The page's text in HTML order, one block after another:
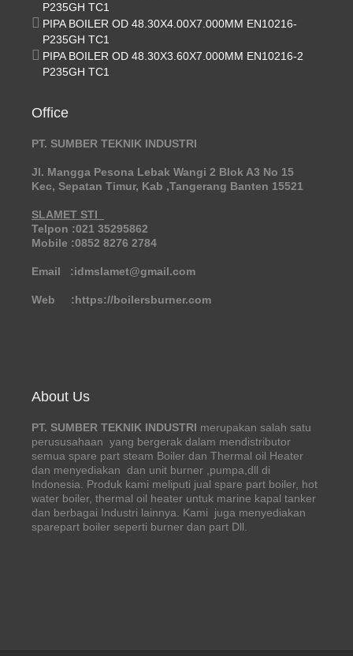
P235GH TC1
PIPA BOILER OD 48.30X4.00X7.000MM EN10216-
P235GH TC1
PIPA BOILER OD 48.30X3.60X7.000MM EN10216-2
P235GH TC1
Office
PT. SUMBER TEKNIK INDUSTRI
Jl. Mangga Pesona Lebak Wangi 2 Blok A3 No 15
Kec, Sepatan Timur, Kab ,Tangerang Banten 15521
SLAMET STI
Telpon :021 35295862
Mobile :0852 8276 2784
Email :idmslamet@gmail.com
Web :https://boilersburner.com
About Us
PT. SUMBER TEKNIK INDUSTRI merupakan salah satu
perususahaan yang bergerak dalam mendistributor
semua spare part steam Boiler dan Thermal oil Heater
dan menyediakan dan unit burner ,pumpa,dll di
Indonesia. Produk kami meliputi jual spare part boiler, hot
water boiler, thermal oil heater untuk marine kapal tanker
dan berbagai Industri lainnya. Kami juga menyediakan
sparepart boiler seperti burner dan part Dll.